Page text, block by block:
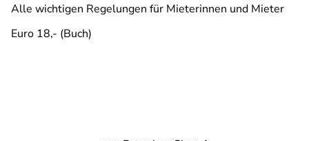
Alle wichtigen Regelungen für Mieterinnen und Mieter
Euro 18,- (Buch)